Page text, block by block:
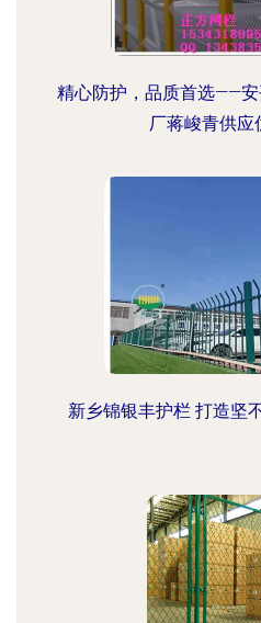
精心防护，品质首选——
厂蒋峻青供应
新乡锦银丰护栏 打造坚